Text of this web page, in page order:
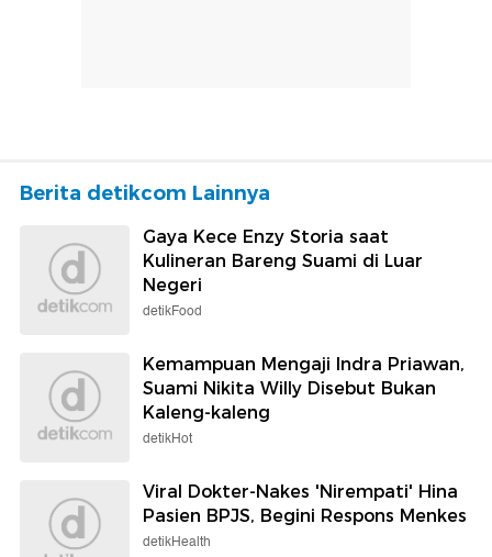
Berita detikcom Lainnya
Gaya Kece Enzy Storia saat
Kulineran Bareng Suami di Luar
Negeri
detikFood
Kemampuan Mengaji Indra Priawan,
Suami Nikita Willy Disebut Bukan
Kaleng-kaleng
detikHot
Viral Dokter-Nakes 'Nirempati' Hina
Pasien BPJS, Begini Respons Menkes
detikHealth